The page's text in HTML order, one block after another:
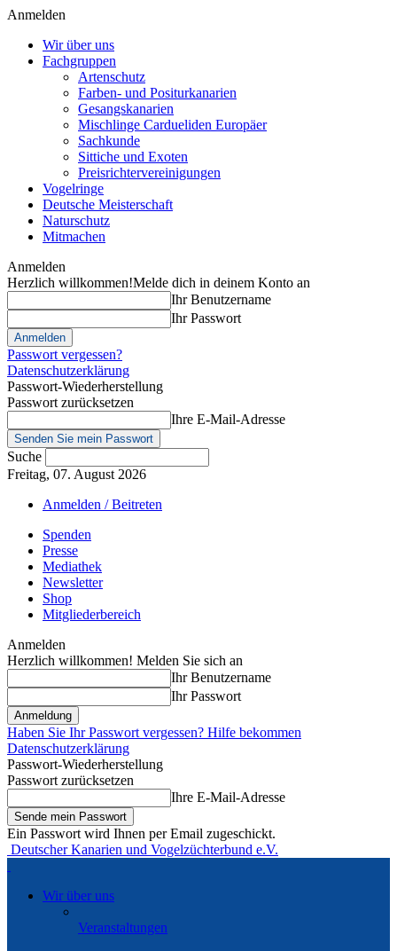
Anmelden
Wir über uns
Fachgruppen
Artenschutz
Farben- und Positurkanarien
Gesangskanarien
Mischlinge Cardueliden Europäer
Sachkunde
Sittiche und Exoten
Preisrichtervereinigungen
Vogelringe
Deutsche Meisterschaft
Naturschutz
Mitmachen
Anmelden
Herzlich willkommen!Melde dich in deinem Konto an
Ihr Benutzername
Ihr Passwort
Passwort vergessen?
Datenschutzerklärung
Passwort-Wiederherstellung
Passwort zurücksetzen
Ihre E-Mail-Adresse
Suche
Freitag, 07. August 2026
Anmelden / Beitreten
Spenden
Presse
Mediathek
Newsletter
Shop
Mitgliederbereich
Anmelden
Herzlich willkommen! Melden Sie sich an
Ihr Benutzername
Ihr Passwort
Haben Sie Ihr Passwort vergessen? Hilfe bekommen
Datenschutzerklärung
Passwort-Wiederherstellung
Passwort zurücksetzen
Ihre E-Mail-Adresse
Ein Passwort wird Ihnen per Email zugeschickt.
Deutscher Kanarien und Vogelzüchterbund e.V.
Wir über uns
Veranstaltungen